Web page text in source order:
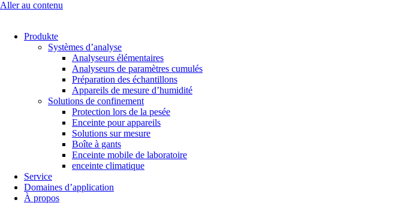
Aller au contenu
Produkte
Systèmes d’analyse
Analyseurs élémentaires
Analyseurs de paramètres cumulés
Préparation des échantillons
Appareils de mesure d’humidité
Solutions de confinement
Protection lors de la pesée
Enceinte pour appareils
Solutions sur mesure
Boîte à gants
Enceinte mobile de laboratoire
enceinte climatique
Service
Domaines d’application
À propos